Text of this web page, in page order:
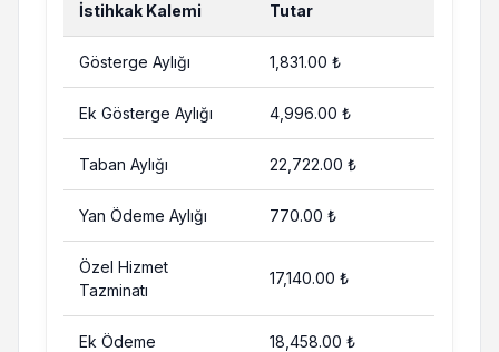
İstihkak Kalemi Tutar
Gösterge Aylığı 1,831.00 ₺
Ek Gösterge Aylığı 4,996.00 ₺
Taban Aylığı 22,722.00 ₺
Yan Ödeme Aylığı 770.00 ₺
Özel Hizmet
Tazminatı
17,140.00 ₺
Ek Ödeme 18,458.00 ₺